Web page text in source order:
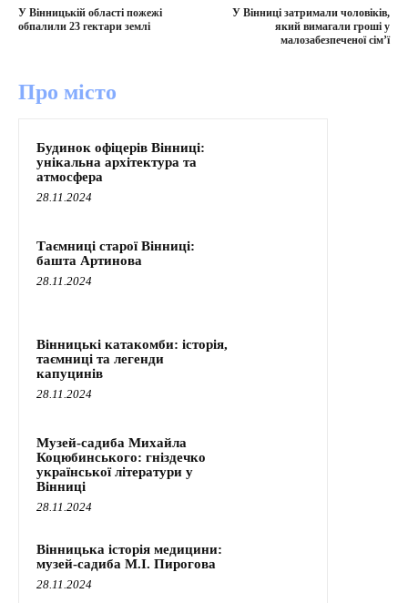
У Вінницькій області пожежі
обпалили 23 гектари землі
У Вінниці затримали чоловіків,
який вимагали гроші у
малозабезпеченої сім’ї
Про місто
Будинок офіцерів Вінниці:
унікальна архітектура та
атмосфера
28.11.2024
Таємниці старої Вінниці:
башта Артинова
28.11.2024
Вінницькі катакомби: історія,
таємниці та легенди
капуцинів
28.11.2024
Музей-садиба Михайла
Коцюбинського: гніздечко
української літератури у
Вінниці
28.11.2024
Вінницька історія медицини:
музей-садиба М.І. Пирогова
28.11.2024